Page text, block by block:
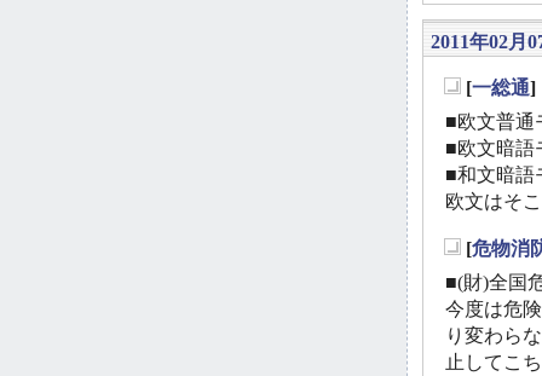
2011年02月
[一総通]
■欧文普通
■欧文暗語
■和文暗語
欧文はそ
[危物消
■(財)全国
今度は危
り変わら
止してこ